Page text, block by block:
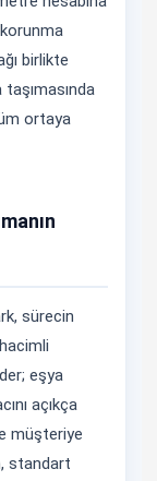
birlikte
ortaya
sürecin
eşya
açıkça
müşteriye
standart